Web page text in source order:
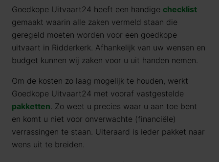
Goedkope Uitvaart24 heeft een handige checklist
gemaakt waarin alle zaken vermeld staan die
geregeld moeten worden voor een goedkope
uitvaart in Ridderkerk. Afhankelijk van uw wensen en
budget kunnen wij zaken voor u uit handen nemen.
Om de kosten zo laag mogelijk te houden, werkt
Goedkope Uitvaart24 met vooraf vastgestelde
pakketten. Zo weet u precies waar u aan toe bent
en komt u niet voor onverwachte (financiële)
verrassingen te staan. Uiteraard is ieder pakket naar
wens uit te breiden.